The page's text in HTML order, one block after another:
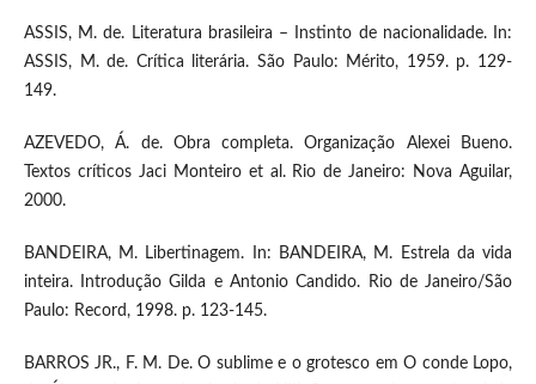
ASSIS, M. de. Literatura brasileira – Instinto de nacionalidade. In:
ASSIS, M. de. Crítica literária. São Paulo: Mérito, 1959. p. 129-
149.
AZEVEDO, Á. de. Obra completa. Organização Alexei Bueno.
Textos críticos Jaci Monteiro et al. Rio de Janeiro: Nova Aguilar,
2000.
BANDEIRA, M. Libertinagem. In: BANDEIRA, M. Estrela da vida
inteira. Introdução Gilda e Antonio Candido. Rio de Janeiro/São
Paulo: Record, 1998. p. 123-145.
BARROS JR., F. M. De. O sublime e o grotesco em O conde Lopo,